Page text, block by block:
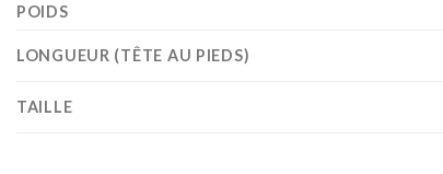
POIDS
LONGUEUR (TÊTE AU PIEDS)
TAILLE